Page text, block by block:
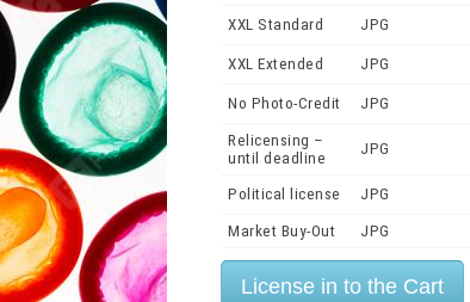
XXL Standard JPG
XXL Extended JPG
No Photo-Credit JPG
Relicensing –
until deadline
JPG
Political license JPG
Market Buy-Out JPG